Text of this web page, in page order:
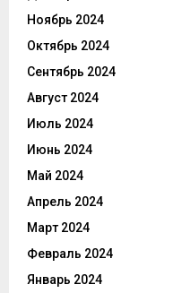
Ноябрь 2024
Октябрь 2024
Сентябрь 2024
Август 2024
Июль 2024
Июнь 2024
Май 2024
Апрель 2024
Март 2024
Февраль 2024
Январь 2024